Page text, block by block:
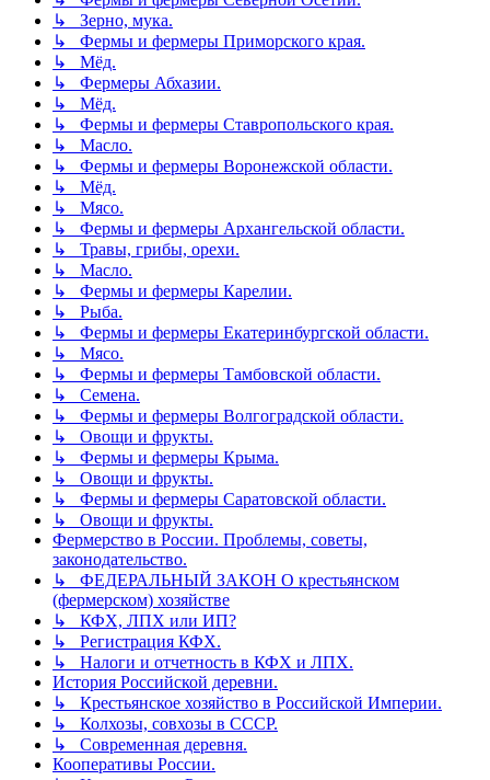
↳ Зерно, мука.
↳ Фермы и фермеры Приморского края.
↳ Мёд.
↳ Фермеры Абхазии.
↳ Мёд.
↳ Фермы и фермеры Ставропольского края.
↳ Масло.
↳ Фермы и фермеры Воронежской области.
↳ Мёд.
↳ Мясо.
↳ Фермы и фермеры Архангельской области.
↳ Травы, грибы, орехи.
↳ Масло.
↳ Фермы и фермеры Карелии.
↳ Рыба.
↳ Фермы и фермеры Екатеринбургской области.
↳ Мясо.
↳ Фермы и фермеры Тамбовской области.
↳ Семена.
↳ Фермы и фермеры Волгоградской области.
↳ Овощи и фрукты.
↳ Фермы и фермеры Крыма.
↳ Овощи и фрукты.
↳ Фермы и фермеры Саратовской области.
↳ Овощи и фрукты.
Фермерство в России. Проблемы, советы,
законодательство.
↳ ФЕДЕРАЛЬНЫЙ ЗАКОН О крестьянском
(фермерском) хозяйстве
↳ КФХ, ЛПХ или ИП?
↳ Регистрация КФХ.
↳ Налоги и отчетность в КФХ и ЛПХ.
История Российской деревни.
↳ Крестьянское хозяйство в Российской Империи.
↳ Колхозы, совхозы в СССР.
↳ Современная деревня.
Кооперативы России.